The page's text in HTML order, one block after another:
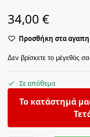
34,00 €
Προσθήκη στα
Δεν βρίσκετε το μέγεθός
Σε απόθεμα
Το κατάστημά